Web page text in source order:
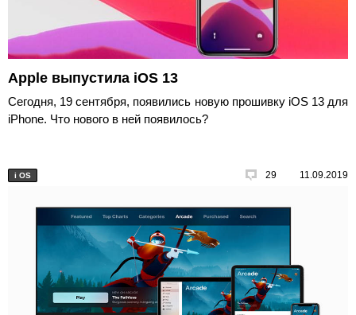
Apple выпустила iOS 13
Сегодня, 19 сентября, появились новую прошивку iOS 13 для
iPhone. Что нового в ней появилось?
i OS 29 11.09.2019